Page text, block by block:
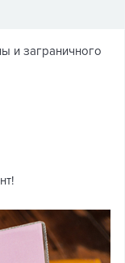
и заграничного